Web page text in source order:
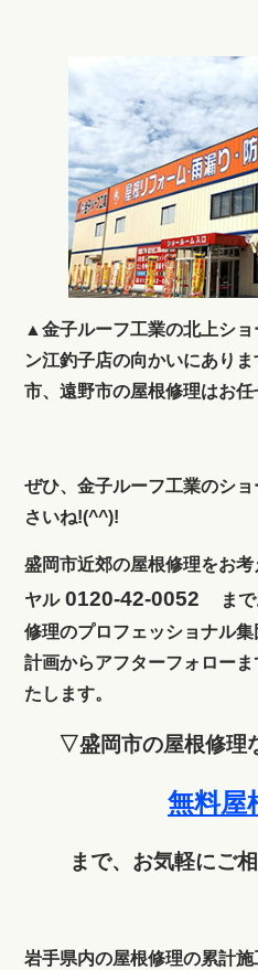
▲金子ルーフ工業の北上シ
ン江釣子店の向かいにあり
市、遠野市の屋根修理はお任
ぜひ、金子ルーフ工業のシ
さいね!(^^)!
盛岡市近郊の屋根修理をお
ヤル0120-42-0052
ま
修理のプロフェッショナル
計画からアフターフォロー
たします。
▽盛岡市の屋根修理
無料屋
まで、お気軽にご
岩手県内の屋根修理の累計施